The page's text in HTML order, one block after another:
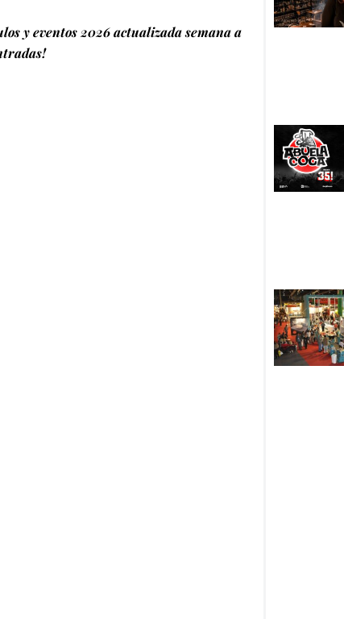
y eventos 2026 actualizada semana a